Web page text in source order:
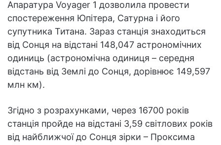
Апаратура Voyager 1 дозволила провести
спостереження Юпітера, Сатурна і його
супутника Титана. Зараз станція знаходиться
від Сонця на відстані 148,047 астрономічних
одиниць (астрономічна одиниця – середня
відстань від Землі до Сонця, дорівнює 149,597
млн км).
Згідно з розрахунками, через 16700 років
станція пройде на відстані 3,59 світлових років
від найближчої до Сонця зірки – Проксима